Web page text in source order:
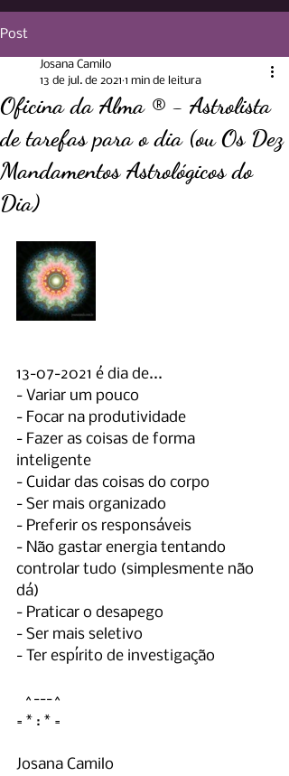
Post
Oficina da Alma ® - Astrolista
de tarefas para o dia (ou Os Dez
Mandamentos Astrológicos do
Dia)
Josana Camilo
13 de jul. de 2021 1 min de leitura
13-07-2021 é dia de...
- Variar um pouco
- Focar na produtividade
- Fazer as coisas de forma
inteligente
- Cuidar das coisas do corpo
- Ser mais organizado
- Preferir os responsáveis
- Não gastar energia tentando
controlar tudo (simplesmente não
dá)
- Praticar o desapego
- Ser mais seletivo
- Ter espírito de investigação
^---^
= * : * =
Josana Camilo